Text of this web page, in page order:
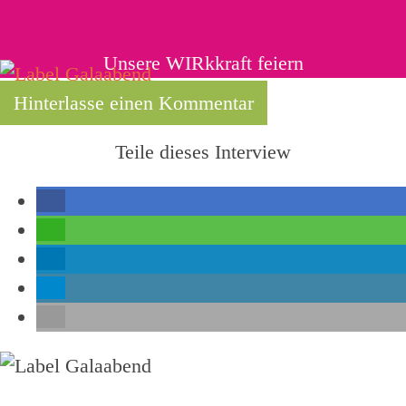
Unsere WIRkkraft feiern
Hinterlasse einen Kommentar
Teile dieses Interview